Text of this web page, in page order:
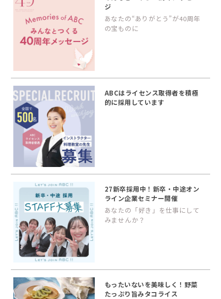
ジ
あなたの“ありがとう”が40周年
の宝ものに
ABCはライセンス取得者を積極
的に採用しています
27新卒採用中！新卒・中途オン
ライン企業セミナー開催
あなたの「好き」を仕事にして
みませんか？
もったいないを美味しく！野菜
たっぷり旨みタコライス